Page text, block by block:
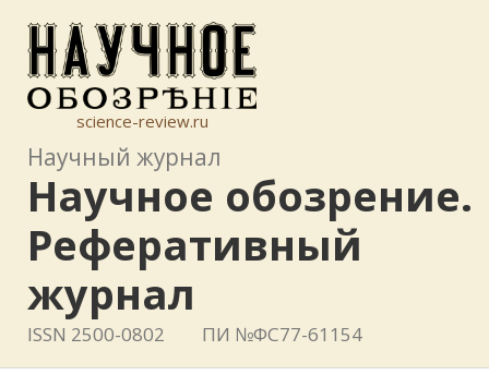
science-review.ru
Научный журнал
Научное обозрение.
Реферативный
журнал
ISSN 2500-0802 ПИ №ФС77-61154